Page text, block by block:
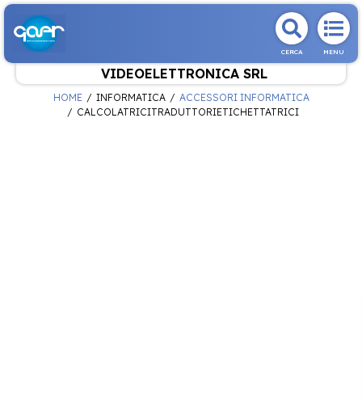
CERCA MENU
VIDEOELETTRONICA SRL
HOME INFORMATICA
ACCESSORI INFORMATICA
CALCOLATRICITRADUTTORIETICHETTATRICI